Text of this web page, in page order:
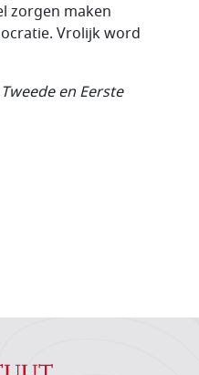
zorgen maken
Vrolijk word
en Eerste